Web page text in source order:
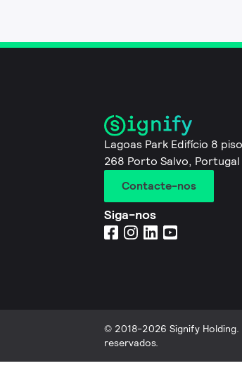
Lagoas Park Edifício 8
268 Porto Salvo, Portugal
Contacte-nos
Siga-nos
© 2018-2026 Signify
reservados.